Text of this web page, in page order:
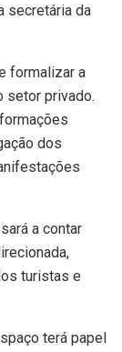
secretária da
formalizar a
setor privado.
dos
a contar
turistas e
terá papel